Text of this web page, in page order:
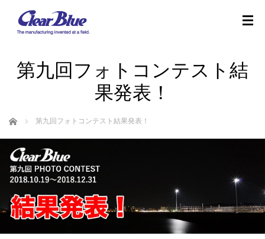
第九回フォトコンテスト結
果発表！
ホーム 第九回フォトコンテスト結果発表！